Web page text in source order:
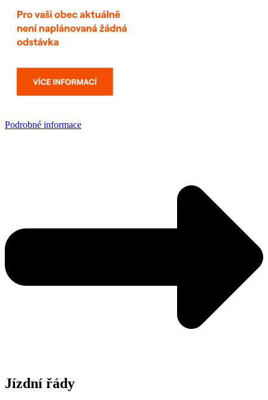
Podrobné informace
Jízdní řády